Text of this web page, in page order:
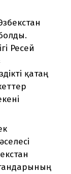
Ресей
қатаң